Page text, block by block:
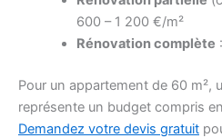
600 – 1 200 €/m²
Rénovation complète
Pour un appartement de 60 m²,
représente un budget compris
Demandez votre devis gratuit